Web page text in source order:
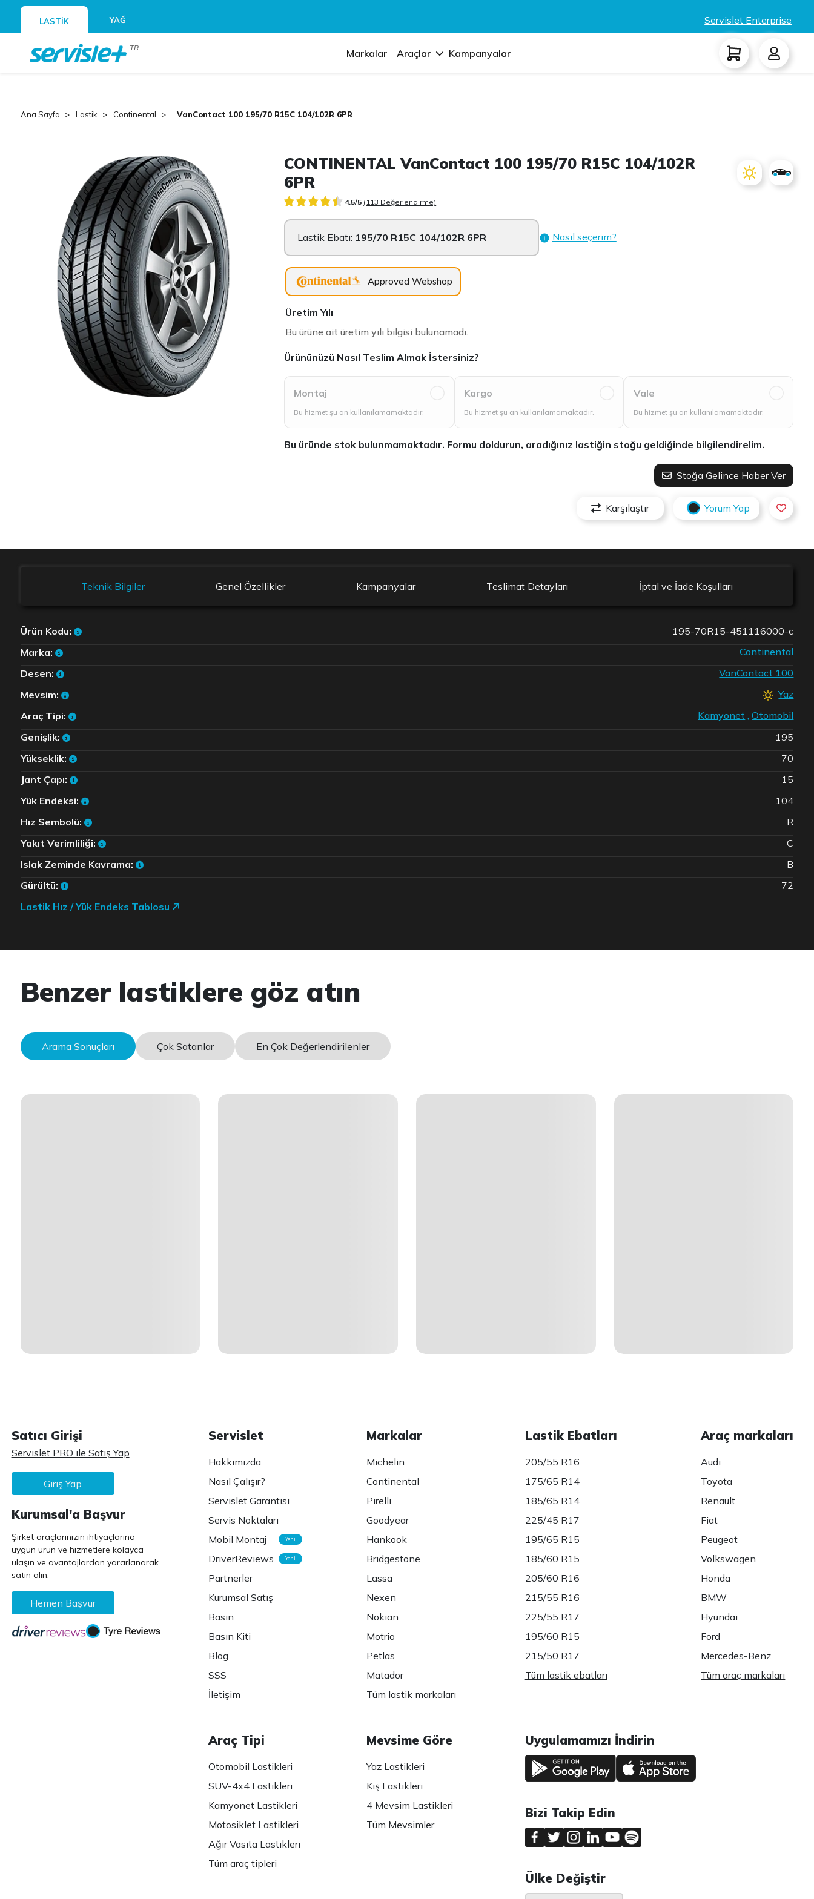
LASTİK YAĞ Servislet Enterprise
TR Markalar Araçlar Kampanyalar
Ana Sayfa Lastik Continental VanContact 100 195/70 R15C 104/102R 6PR
CONTINENTAL VanContact 100 195/70 R15C 104/102R
6PR
4.5/5 (113 Değerlendirme)
Lastik Ebatı: 195/70 R15C 104/102R 6PR Nasıl seçerim?
Approved Webshop
Üretim Yılı
Bu ürüne ait üretim yılı bilgisi bulunamadı.
Ürününüzü Nasıl Teslim Almak İstersiniz?
Montaj
Bu hizmet şu an kullanılamamaktadır.
Kargo
Bu hizmet şu an kullanılamamaktadır.
Vale
Bu hizmet şu an kullanılamamaktadır.
Bu üründe stok bulunmamaktadır. Formu doldurun, aradığınız lastiğin stoğu geldiğinde bilgilendirelim.
Stoğa Gelince Haber Ver
Karşılaştır Yorum Yap
Teknik Bilgiler Genel Özellikler Kampanyalar Teslimat Detayları İptal ve İade Koşulları
Ürün Kodu:
195-70R15-451116000-c
Marka:
Continental
Desen:
VanContact 100
Mevsim:
Yaz
Araç Tipi:
Kamyonet ,Otomobil
Genişlik:
195
Yükseklik:
70
Jant Çapı:
15
Yük Endeksi:
104
Hız Sembolü:
R
Yakıt Verimliliği:
C
Islak Zeminde Kavrama:
B
Gürültü:
72
Lastik Hız / Yük Endeks Tablosu
Benzer lastiklere göz atın
Arama Sonuçları Çok Satanlar En Çok Değerlendirilenler
Satıcı Girişi
Servislet PRO ile Satış Yap
Giriş Yap
Kurumsal'a Başvur
Şirket araçlarınızın ihtiyaçlarına
uygun ürün ve hizmetlere kolayca
ulaşın ve avantajlardan yararlanarak
satın alın.
Hemen Başvur
Servislet
Hakkımızda
Nasıl Çalışır?
Servislet Garantisi
Servis Noktaları
Mobil Montaj
Yeni
DriverReviews Yeni
Partnerler
Kurumsal Satış
Basın
Basın Kiti
Blog
SSS
İletişim
Markalar
Michelin
Continental
Pirelli
Goodyear
Hankook
Bridgestone
Lassa
Nexen
Nokian
Motrio
Petlas
Matador
Tüm lastik markaları
Lastik Ebatları
205/55 R16
175/65 R14
185/65 R14
225/45 R17
195/65 R15
185/60 R15
205/60 R16
215/55 R16
225/55 R17
195/60 R15
215/50 R17
Tüm lastik ebatları
Araç markaları
Audi
Toyota
Renault
Fiat
Peugeot
Volkswagen
Honda
BMW
Hyundai
Ford
Mercedes-Benz
Tüm araç markaları
Araç Tipi
Otomobil Lastikleri
SUV-4x4 Lastikleri
Kamyonet Lastikleri
Motosiklet Lastikleri
Ağır Vasıta Lastikleri
Tüm araç tipleri
Mevsime Göre
Yaz Lastikleri
Kış Lastikleri
4 Mevsim Lastikleri
Tüm Mevsimler
Uygulamamızı İndirin
Bizi Takip Edin
Ülke Değiştir